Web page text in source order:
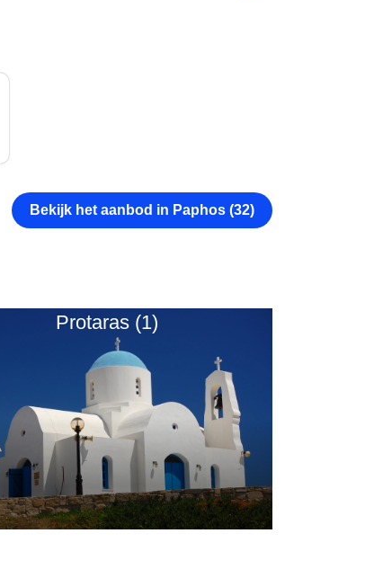
Bekijk het aanbod in Paphos (32)
Protaras (1)